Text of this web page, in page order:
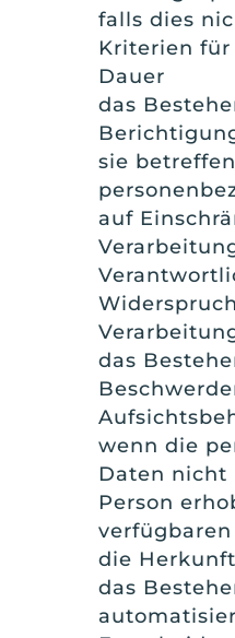
falls dies
Kriterien für
Dauer
das
sie
auf
das
wenn die
Daten nicht
Person
die
das